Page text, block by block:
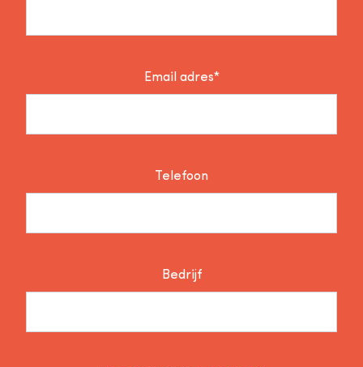
Email adres*
Telefoon
Bedrijf